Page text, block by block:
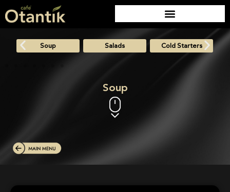
Soup Salads Cold Starters
Soup